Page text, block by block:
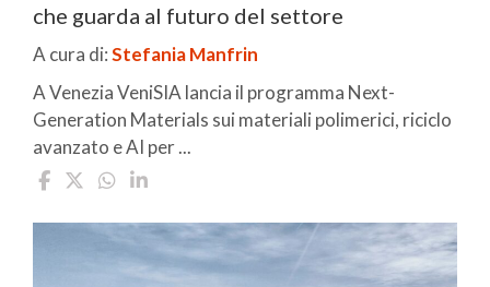
che guarda al futuro del settore
A cura di:Stefania Manfrin
A Venezia VeniSIA lancia il programma Next-
Generation Materials sui materiali polimerici, riciclo
avanzato e AI per ...